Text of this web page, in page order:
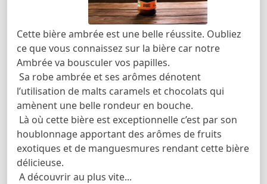
Cette bière ambrée est une belle réussite. Oubliez
ce que vous connaissez sur la bière car notre
Ambrée va bousculer vos papilles.
Sa robe ambrée et ses arômes dénotent
l’utilisation de malts caramels et chocolats qui
amènent une belle rondeur en bouche.
Là où cette bière est exceptionnelle c’est par son
houblonnage apportant des arômes de fruits
exotiques et de manguesmures rendant cette bière
délicieuse.
A découvrir au plus vite...